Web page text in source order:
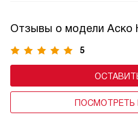
Отзывы о модели Аско
5
ПОСМОТРЕТЬ